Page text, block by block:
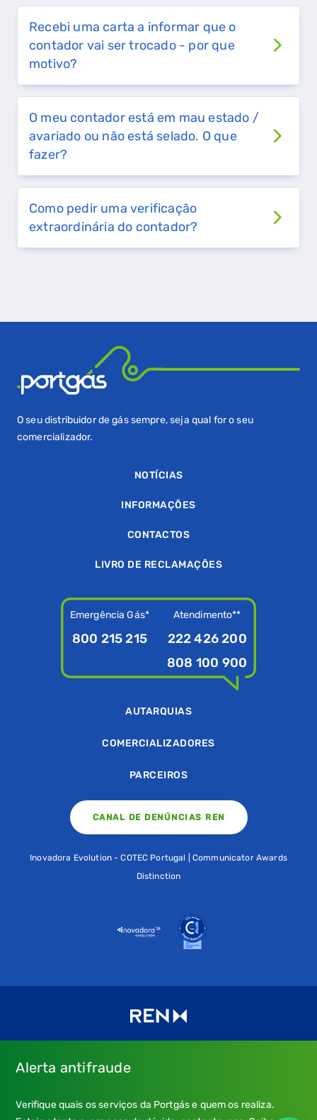
Recebi uma carta a informar que o
contador vai ser trocado - por que
motivo?
O meu contador está em mau estado /
avariado ou não está selado. O que
fazer?
Como pedir uma verificação
extraordinária do contador?
O seu distribuidor de gás sempre, seja qual for o seu
comercializador.
NOTÍCIAS
INFORMAÇÕES
CONTACTOS
LIVRO DE RECLAMAÇÕES
Emergência Gás*
800 215 215
Atendimento**
222 426 200
808 100 900
AUTARQUIAS
COMERCIALIZADORES
PARCEIROS
CANAL DE DENÚNCIAS REN
Inovadora Evolution - COTEC Portugal | Communicator Awards
Distinction
a nossaPolítica de Cookies.
Alerta antifraude
Verifique quais os serviços da Portgás e quem os realiza.
GASES RENOVÁVEIS
SIMULADOR DE POUPANÇA
FALHA DE GÁS